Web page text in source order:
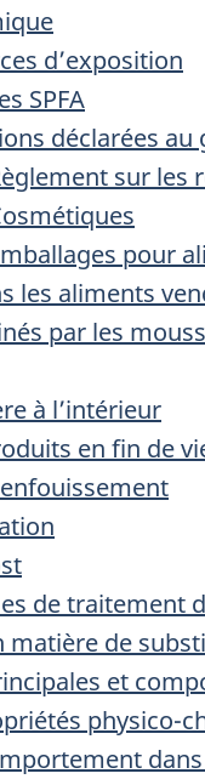
d’exposition
SPFA
déclarées
sur
pour
les aliments
par les
à l’intérieur
en fin de
de traitement
matière de
et
physico-